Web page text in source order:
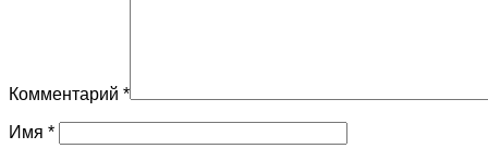
Комментарий *
Имя *